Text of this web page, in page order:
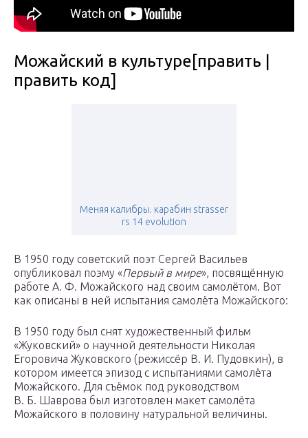
Можайский в культуре[править |
править код]
Меняя калибры. карабин strasser
rs 14 evolution
В 1950 году советский поэт Сергей Васильев
опубликовал поэму «Первый в мире», посвящённую
работе А. Ф. Можайского над своим самолётом. Вот
как описаны в ней испытания самолёта Можайского:
В 1950 году был снят художественный фильм
«Жуковский» о научной деятельности Николая
Егоровича Жуковского (режиссёр В. И. Пудовкин), в
котором имеется эпизод с испытаниями самолёта
Можайского. Для съёмок под руководством
В. Б. Шаврова был изготовлен макет самолёта
Можайского в половину натуральной величины.